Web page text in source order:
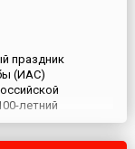
праздник
(ИАС)
летний
праздников,